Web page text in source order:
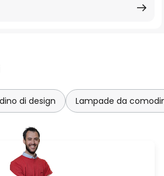
di design Lampade da